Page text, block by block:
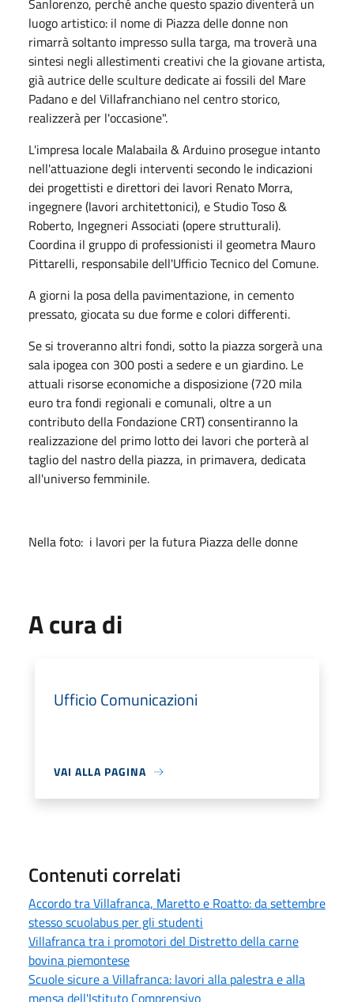
Sanlorenzo, perché anche questo spazio diventerà un
luogo artistico: il nome di Piazza delle donne non
rimarrà soltanto impresso sulla targa, ma troverà una
sintesi negli allestimenti creativi che la giovane artista,
già autrice delle sculture dedicate ai fossili del Mare
Padano e del Villafranchiano nel centro storico,
realizzerà per l'occasione".
L'impresa locale Malabaila & Arduino prosegue intanto
nell'attuazione degli interventi secondo le indicazioni
dei progettisti e direttori dei lavori Renato Morra,
ingegnere (lavori architettonici), e Studio Toso &
Roberto, Ingegneri Associati (opere strutturali).
Coordina il gruppo di professionisti il geometra Mauro
Pittarelli, responsabile dell'Ufficio Tecnico del Comune.
A giorni la posa della pavimentazione, in cemento
pressato, giocata su due forme e colori differenti.
Se si troveranno altri fondi, sotto la piazza sorgerà una
sala ipogea con 300 posti a sedere e un giardino. Le
attuali risorse economiche a disposizione (720 mila
euro tra fondi regionali e comunali, oltre a un
contributo della Fondazione CRT) consentiranno la
realizzazione del primo lotto dei lavori che porterà al
taglio del nastro della piazza, in primavera, dedicata
all'universo femminile.
Nella foto: i lavori per la futura Piazza delle donne
A cura di
Ufficio Comunicazioni
VAI ALLA PAGINA
Contenuti correlati
Accordo tra Villafranca, Maretto e Roatto: da settembre
stesso scuolabus per gli studenti
Villafranca tra i promotori del Distretto della carne
bovina piemontese
Scuole sicure a Villafranca: lavori alla palestra e alla
mensa dell'Istituto Comprensivo